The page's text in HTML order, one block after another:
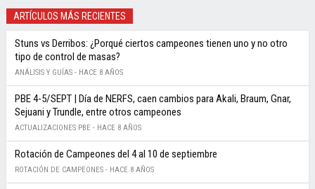
ARTÍCULOS MÁS RECIENTES
Stuns vs Derribos: ¿Porqué ciertos campeones tienen uno y no otro
tipo de control de masas?
ANÁLISIS Y GUÍAS - HACE 8 AÑOS
PBE 4-5/SEPT | Día de NERFS, caen cambios para Akali, Braum, Gnar,
Sejuani y Trundle, entre otros campeones
ACTUALIZACIONES PBE - HACE 8 AÑOS
Rotación de Campeones del 4 al 10 de septiembre
ROTACIÓN DE CAMPEONES - HACE 8 AÑOS